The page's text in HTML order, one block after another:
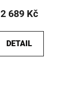
2 689 Kč
DETAIL